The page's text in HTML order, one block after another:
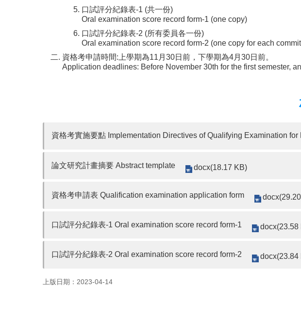
口試評分紀錄表-1 (共一份)
Oral examination score record form-1 (one copy)
口試評分紀錄表-2 (所有委員各一份)
Oral examination score record form-2 (one copy for each
資格考申請時間:上學期為11月30日前，下學期為4月30日前。
Application deadlines: Before November 30th for the first semester,
資格考實施要點 Implementation Directives of Qualifying Examination
論文研究計畫摘要 Abstract template docx(18.17 KB)
資格考申請表 Qualification examination application form
口試評分紀錄表-1 Oral examination score record form-1 docx(23.58
口試評分紀錄表-2 Oral examination score record form-2 docx(23.84
上版日期：2023-04-14